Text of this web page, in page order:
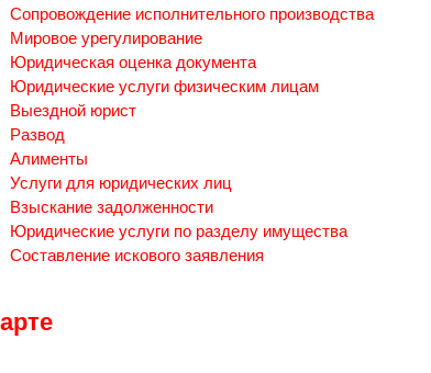
Сопровождение исполнительного производства
Мировое урегулирование
Юридическая оценка документа
Юридические услуги физическим лицам
Выездной юрист
Развод
Алименты
Услуги для юридических лиц
Взыскание задолженности
Юридические услуги по разделу имущества
Составление искового заявления